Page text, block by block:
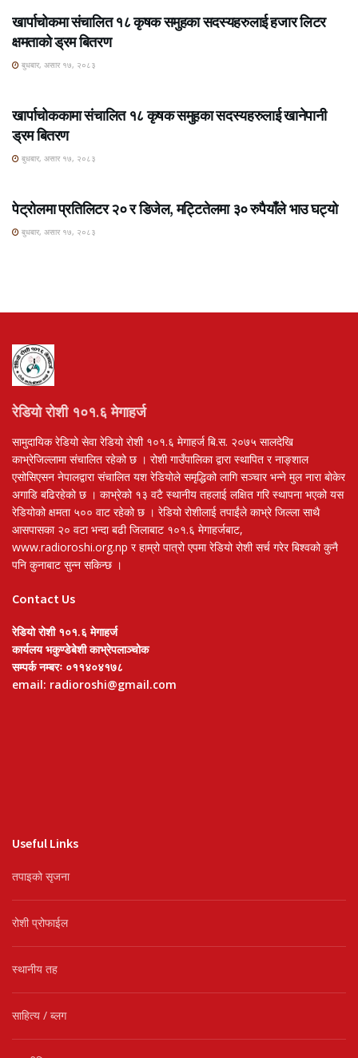
खार्पाचोकमा संचालित १८ कृषक समुहका सदस्यहरुलाई हजार लिटर
क्षमताको ड्रम बितरण
बुधबार, असार १७, २०८३
खार्पाचोककामा संचालित १८ कृषक समुहका सदस्यहरुलाई खानेपानी
ड्रम बितरण
बुधबार, असार १७, २०८३
पेट्रोलमा प्रतिलिटर २० र डिजेल, मट्टितेलमा ३० रुपैयाँले भाउ घट्यो
बुधबार, असार १७, २०८३
रेडियो रोशी १०१.६ मेगाहर्ज
सामुदायिक रेडियो सेवा रेडियो रोशी १०१.६ मेगाहर्ज बि.स. २०७५ सालदेखि
काभ्रेजिल्लामा संचालित रहेको छ । रोशी गाउँपालिका द्वारा स्थापित र नाङ्शाल
एसोसिएसन नेपालद्वारा संचालित यश रेडियोले समृद्धिको लागि सञ्चार भन्ने मुल नारा बोकेर
अगाडि बढिरहेको छ । काभ्रेको १३ वटै स्थानीय तहलाई लक्षित गरि स्थापना भएको यस
रेडियोको क्षमता ५०० वाट रहेको छ । रेडियो रोशीलाई तपाईंले काभ्रे जिल्ला साथै
आसपासका २० वटा भन्दा बढी जिलाबाट १०१.६ मेगाहर्जबाट,
www.radioroshi.org.np र हाम्रो पात्रो एपमा रेडियो रोशी सर्च गरेर बिश्वको कुनै
पनि कुनाबाट सुन्न सकिन्छ ।
Contact Us
रेडियो रोशी १०१.६ मेगाहर्ज
कार्यलय भकुण्डेबेशी काभ्रेपलाञ्चोक
सम्पर्क नम्बरः ०११४०४१७८
email: radioroshi@gmail.com
Useful Links
तपाइको सृजना
रोशी प्रोफाईल
स्थानीय तह
साहित्य / ब्लग